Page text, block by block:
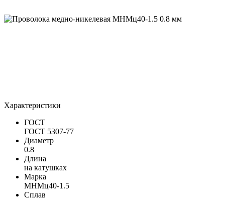
Характеристики
ГОСТ
ГОСТ 5307-77
Диаметр
0.8
Длина
на катушках
Марка
МНМц40-1.5
Сплав